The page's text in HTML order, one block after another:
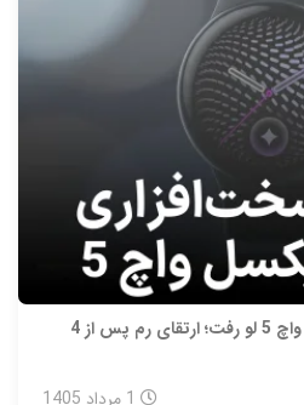
مشخصات فنی گوگل پیکسل واچ 5 لو رفت؛ ارتقای رم پس از 4
1 مرداد 1405